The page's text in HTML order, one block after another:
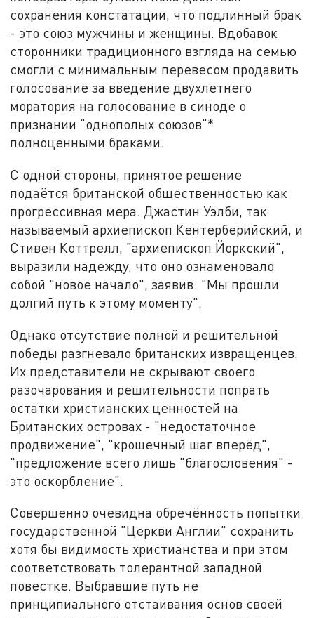
сохранения констатации, что подлинный брак
- это союз мужчины и женщины. Вдобавок
сторонники традиционного взгляда на семью
смогли с минимальным перевесом продавить
голосование за введение двухлетнего
моратория на голосование в синоде о
признании "однополых союзов"*
полноценными браками.
С одной стороны, принятое решение
подаётся британской общественностью как
прогрессивная мера. Джастин Уэлби, так
называемый архиепископ Кентерберийский, и
Стивен Коттрелл, "архиепископ Йоркский",
выразили надежду, что оно ознаменовало
собой "новое начало", заявив: "Мы прошли
долгий путь к этому моменту".
Однако отсутствие полной и решительной
победы разгневало британских извращенцев.
Их представители не скрывают своего
разочарования и решительности попрать
остатки христианских ценностей на
Британских островах - "недостаточное
продвижение", "крошечный шаг вперёд",
"предложение всего лишь "благословения" -
это оскорбление".
Совершенно очевидна обречённость попытки
государственной "Церкви Англии" сохранить
хотя бы видимость христианства и при этом
соответствовать толерантной западной
повестке. Выбравшие путь не
принципиального отстаивания основ своей